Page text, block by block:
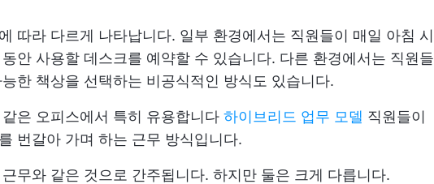
따라 다르게 나타납니다. 일부 환경에서는 직원들이 매일 아침 시
안 사용할 데스크를 예약할 수 있습니다. 다른 환경에서는 직원들
한 책상을 선택하는 비공식적인 방식도 있습니다.
은 오피스에서 특히 유용합니다 하이브리드 업무 모델 직원들이
번갈아 가며 하는 근무 방식입니다.
무와 같은 것으로 간주됩니다. 하지만 둘은 크게 다릅니다.